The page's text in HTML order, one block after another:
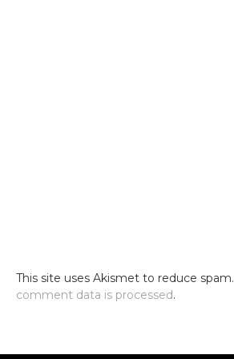
This site uses Akismet to reduce spam.
comment data is processed.